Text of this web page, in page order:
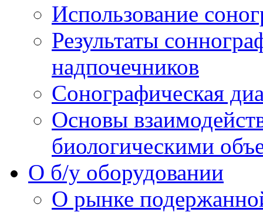
Использование
Результаты
надпочечников
Сонографическая
Основы
биологическими
O б/у оборудовании
О рынке